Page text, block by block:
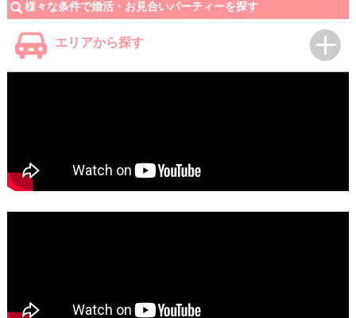
様々な条件で婚活・お見合いパーティーを探す
エリアから探す